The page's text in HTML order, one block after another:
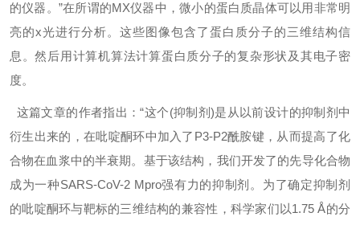
的仪器。”在所谓的MX仪器中，微小的蛋白质晶体可以用非常明
亮的x光进行分析。这些图像包含了蛋白质分子的三维结构信
息。然后用计算机算法计算蛋白质分子的复杂形状及其电子密
度。
这篇文章的作者指出：“这个(抑制剂)是从以前设计的抑制剂中
衍生出来的，在吡啶酮环中加入了P3-P2酰胺键，从而提高了化
合物在血浆中的半衰期。基于该结构，我们开发了的先导化合物
成为一种SARS-CoV-2 Mpro强有力的抑制剂。为了确定抑制剂
的吡啶酮环与靶标的三维结构的兼容性，科学家们以1.75 Å的分